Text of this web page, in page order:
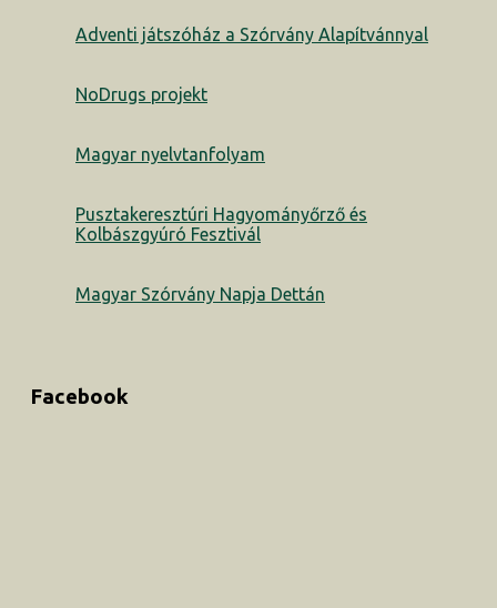
Adventi játszóház a Szórvány Alapítvánnyal
NoDrugs projekt
Magyar nyelvtanfolyam
Pusztakeresztúri Hagyományőrző és
Kolbászgyúró Fesztivál
Magyar Szórvány Napja Dettán
Facebook